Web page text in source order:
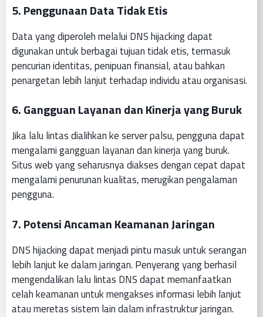
5.Penggunaan Data Tidak Etis
Data yang diperoleh melalui DNS hijacking dapat
digunakan untuk berbagai tujuan tidak etis, termasuk
pencurian identitas, penipuan finansial, atau bahkan
penargetan lebih lanjut terhadap individu atau organisasi.
6.Gangguan Layanan dan Kinerja yang Buruk
Jika lalu lintas dialihkan ke server palsu, pengguna dapat
mengalami gangguan layanan dan kinerja yang buruk.
Situs web yang seharusnya diakses dengan cepat dapat
mengalami penurunan kualitas, merugikan pengalaman
pengguna.
7.Potensi Ancaman Keamanan Jaringan
DNS hijacking dapat menjadi pintu masuk untuk serangan
lebih lanjut ke dalam jaringan. Penyerang yang berhasil
mengendalikan lalu lintas DNS dapat memanfaatkan
celah keamanan untuk mengakses informasi lebih lanjut
atau meretas sistem lain dalam infrastruktur jaringan.